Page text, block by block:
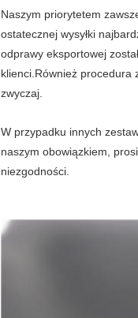
Naszym priorytetem
ostatecznej wysyłki
odprawy eksportowej
klienci.Również procedura
zwyczaj.
W przypadku innych
naszym obowiązkiem,
niezgodności.